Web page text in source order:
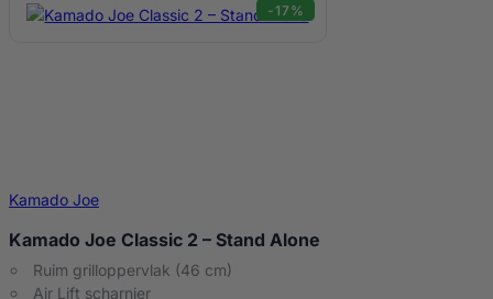
-17%
Kamado Joe
Kamado Joe Classic 2 – Stand Alone
Ruim grilloppervlak (46 cm)
Air Lift scharnier